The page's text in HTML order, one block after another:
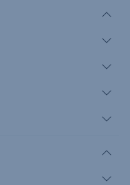
olajárak és a dollár
a